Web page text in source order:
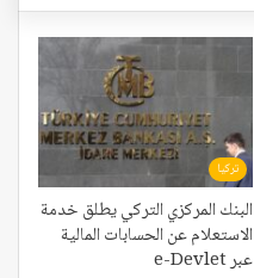
تركيا
البنك المركزي التركي يطلق خدمة
الاستعلام عن الحسابات المالية
عبر e-Devlet